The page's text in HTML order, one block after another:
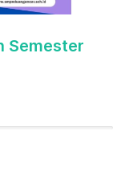
Semester